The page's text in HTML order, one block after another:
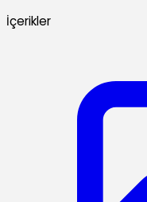
İçerikler